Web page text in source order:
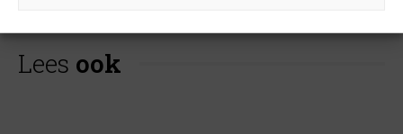
Lees ook